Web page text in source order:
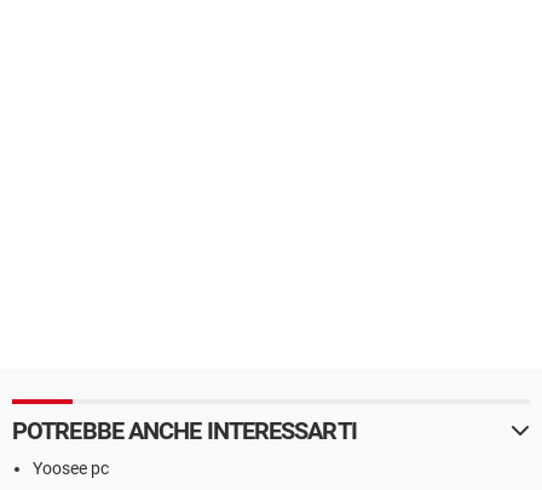
POTREBBE ANCHE INTERESSARTI
Yoosee pc